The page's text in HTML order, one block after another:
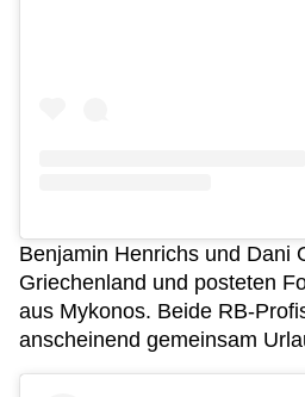
Benjamin Henrichs und Dani
Griechenland und posteten
aus Mykonos. Beide RB-
anscheinend gemeinsam